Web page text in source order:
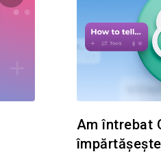
Condividi questo articolo
Am întrebat